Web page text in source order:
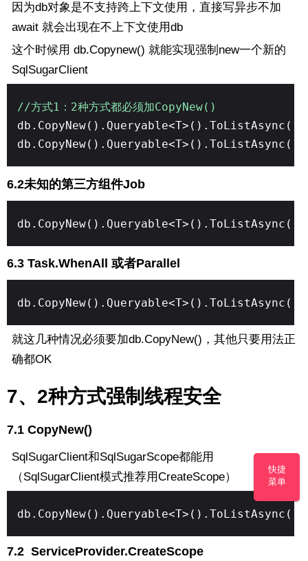
因为db对象是不支持跨上下文使用，直接写异步不加
await 就会出现在不上下文使用db
这个时候用 db.Copynew() 就能实现强制new一个新的
SqlSugarClient
//方式1：2种方式都必须加CopyNew()
db.CopyNew().Queryable<T>().ToListAsync()
db.CopyNew().Queryable<T>().ToListAsync()
6.2未知的第三方组件Job
db.CopyNew().Queryable<T>().ToListAsync()
6.3 Task.WhenAll 或者Parallel
db.CopyNew().Queryable<T>().ToListAsync()
就这几种情况必须要加db.CopyNew()，其他只要用法正
确都OK
7、2种方式强制线程安全
7.1 CopyNew()
SqlSugarClient和SqlSugarScope都能用
（SqlSugarClient模式推荐用CreateScope）
db.CopyNew().Queryable<T>().ToListAsync()
7.2 ServiceProvider.CreateScope
快捷
菜单